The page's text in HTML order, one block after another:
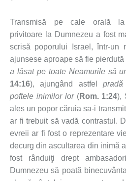
Transmisă pe cale orală la
privitoare la Dumnezeu a fost
scrisă poporului Israel, într-un
ajunsese aproape să fie
a lăsat pe toate Neamurile să
14:16), ajungând astfel
poftele inimilor lor(Rom. 1:24),
ales un popor căruia sa-i
ar fi trebuit să vadă contrastul.
evreii ar fi fost o reprezentare
decurg din ascultarea din inimă
fost rânduiţi drept
Dumnezeu să poată